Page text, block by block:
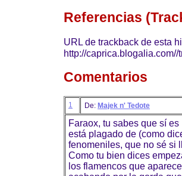
Referencias
URL de trackback de esta
http://
Comentarios
1 De: Majek n' Tedote
Faraox, tu sabes que sí
está plagado de (como
fenomeniles, que no sé si
Como tu bien dices
los flamencos que